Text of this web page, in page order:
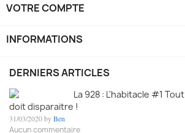
VOTRE COMPTE
INFORMATIONS
DERNIERS ARTICLES
La 928 : L'habitacle #1 Tout
doit disparaitre !
31/03/2020 byBen
Aucun commentaire